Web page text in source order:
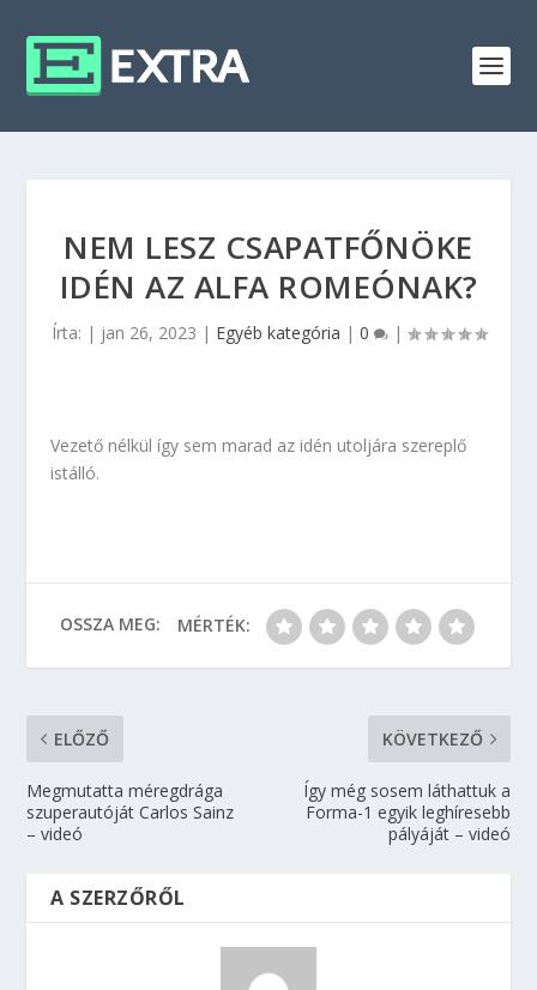
NEM LESZ CSAPATFŐNÖKE
IDÉN AZ ALFA ROMEÓNAK?
Írta: | jan 26, 2023 | Egyéb kategória | 0 |
Vezető nélkül így sem marad az idén utoljára szereplő
istálló.
OSSZA MEG: MÉRTÉK:
ELŐZŐ
Megmutatta méregdrága
szuperautóját Carlos Sainz
– videó
KÖVETKEZŐ
Így még sosem láthattuk a
Forma-1 egyik leghíresebb
pályáját – videó
A SZERZŐRŐL